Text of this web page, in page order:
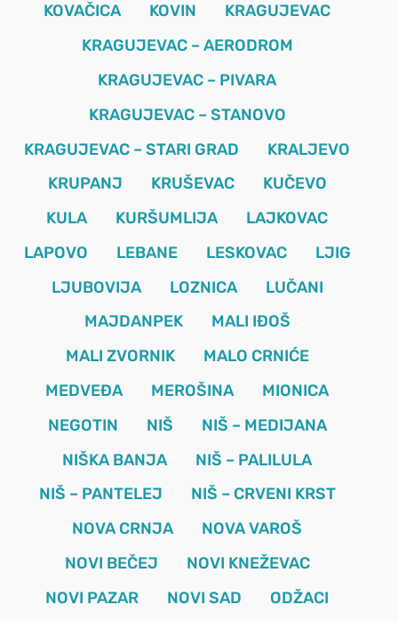
KOVAČICA
KOVIN
KRAGUJEVAC
KRAGUJEVAC – AERODROM
KRAGUJEVAC – PIVARA
KRAGUJEVAC – STANOVO
KRAGUJEVAC – STARI GRAD
KRALJEVO
KRUPANJ
KRUŠEVAC
KUČEVO
KULA
KURŠUMLIJA
LAJKOVAC
LAPOVO
LEBANE LESKOVAC
LJIG
LJUBOVIJA
LOZNICA
LUČANI
MAJDANPEK
MALI IĐOŠ
MALI ZVORNIK
MALO CRNIĆE
MEDVEĐA
MEROŠINA
MIONICA
NEGOTIN
NIŠ
NIŠ – MEDIJANA
NIŠKA BANJA
NIŠ – PALILULA
NIŠ – PANTELEJ
NIŠ – CRVENI KRST
NOVA CRNJA
NOVA VAROŠ
NOVI BEČEJ
NOVI KNEŽEVAC
NOVI PAZAR
NOVI SAD
ODŽACI